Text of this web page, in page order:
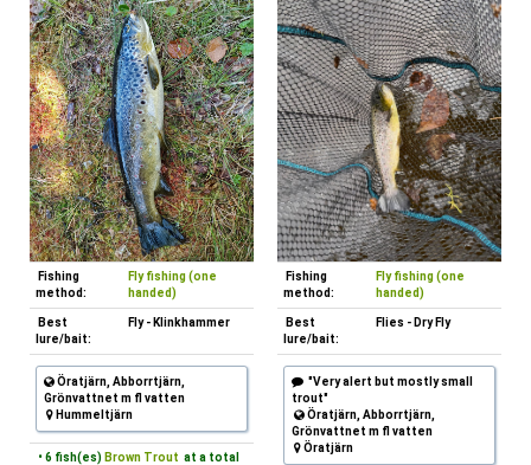
Fishing
method:
Fly fishing (one
handed)
Best
lure/bait:
Fly - Klinkhammer
Öratjärn, Abborrtjärn,
Grönvattnet m fl vatten
Hummeltjärn
• 6 fish(es) Brown Trout at a total
Fishing
method:
Fly fishing (one
handed)
Best
lure/bait:
Flies - Dry Fly
"Very alert but mostly small
trout"
Öratjärn, Abborrtjärn,
Grönvattnet m fl vatten
Öratjärn